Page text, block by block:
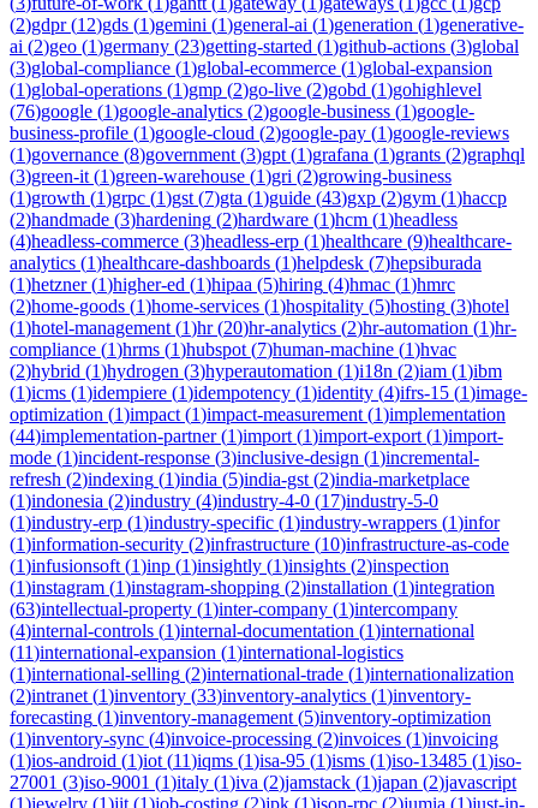
(2)gdpr(12)gds (1)gemini (1)general-ai (1)generation (1)generative-
ai (2)geo (1)germany (23)getting-started (1)github-actions (3)global
(3)global-compliance (1)global-ecommerce (1)global-expansion
(1)global-operations (1)gmp (2)go-live (2)gobd (1)gohighlevel
(76)google (1)google-analytics (2)google-business (1)google-
business-profile (1)google-cloud (2)google-pay (1)google-reviews
(1)governance (8)government (3)gpt (1)grafana (1)grants (2)graphql
(3)green-it (1)green-warehouse (1)gri (2)growing-business
(1)growth (1)grpc (1)gst (7)gta (1)guide (43)gxp (2)gym (1)haccp
(2)handmade (3)hardening (2)hardware (1)hcm (1)headless
(4)headless-commerce (3)headless-erp (1)healthcare (9)healthcare-
analytics (1)healthcare-dashboards (1)helpdesk (7)hepsiburada
(1)hetzner(1)higher-ed (1)hipaa (5)hiring (4)hmac (1)hmrc
(2)home-goods (1)home-services (1)hospitality (5)hosting (3)hotel
(1)hotel-management (1)hr(20)hr-analytics (2)hr-automation (1)hr-
compliance (1)hrms (1)hubspot (7)human-machine (1)hvac
(2)hybrid (1)hydrogen (3)hyperautomation (1)i18n (2)iam (1)ibm
(1)icms (1)idempiere (1)idempotency (1)identity (4)ifrs-15 (1)image-
optimization (1)impact (1)impact-measurement (1)implementation
(44)implementation-partner(1)import (1)import-export (1)import-
mode (1)incident-response (3)inclusive-design (1)incremental-
refresh (2)indexing (1)india (5)india-gst (2)india-marketplace
(1)indonesia (2)industry (4)industry-4-0 (17)industry-5-0
(1)industry-erp (1)industry-specific (1)industry-wrappers (1)infor
(1)information-security (2)infrastructure (10)infrastructure-as-code
(1)infusionsoft (1)inp (1)insightly (1)insights (2)inspection
(1)instagram (1)instagram-shopping (2)installation (1)integration
(63)intellectual-property (1)inter-company (1)intercompany
(4)internal-controls (1)internal-documentation (1)international
(11)international-expansion (1)international-logistics
(1)international-selling (2)international-trade (1)internationalization
(2)intranet (1)inventory (33)inventory-analytics (1)inventory-
forecasting (1)inventory-management (5)inventory-optimization
(1)inventory-sync (4)invoice-processing (2)invoices (1)invoicing
(1)ios-android (1)iot (11)iqms (1)isa-95 (1)isms (1)iso-13485 (1)iso-
27001 (3)iso-9001 (1)italy (1)iva (2)jamstack (1)japan (2)javascript
(1)jewelry (1)jit (1)job-costing (2)jpk (1)json-rpc (2)jumia (1)just-in-